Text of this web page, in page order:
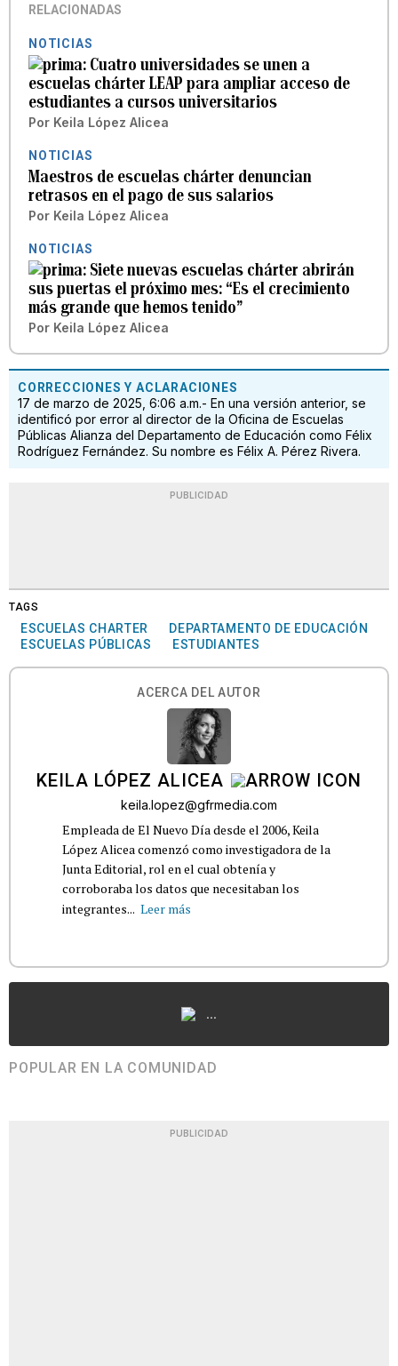
RELACIONADAS
NOTICIAS
Cuatro universidades se unen a
escuelas chárter LEAP para ampliar acceso de
estudiantes a cursos universitarios
Por Keila López Alicea
NOTICIAS
Maestros de escuelas chárter denuncian
retrasos en el pago de sus salarios
Por Keila López Alicea
NOTICIAS
Siete nuevas escuelas chárter abrirán
sus puertas el próximo mes: “Es el crecimiento
más grande que hemos tenido”
Por Keila López Alicea
CORRECCIONES Y ACLARACIONES
17 de marzo de 2025, 6:06 a.m.- En una versión anterior, se
identificó por error al director de la Oficina de Escuelas
Públicas Alianza del Departamento de Educación como Félix
Rodríguez Fernández. Su nombre es Félix A. Pérez Rivera.
PUBLICIDAD
TAGS
ESCUELAS CHARTER
DEPARTAMENTO DE EDUCACIÓN
ESCUELAS PÚBLICAS
ESTUDIANTES
ACERCA DEL AUTOR
KEILA LÓPEZ ALICEA
keila.lopez@gfrmedia.com
Empleada de El Nuevo Día desde el 2006, Keila
López Alicea comenzó como investigadora de la
Junta Editorial, rol en el cual obtenía y
corroboraba los datos que necesitaban los
integrantes... Leer más
...
POPULAR EN LA COMUNIDAD
PUBLICIDAD